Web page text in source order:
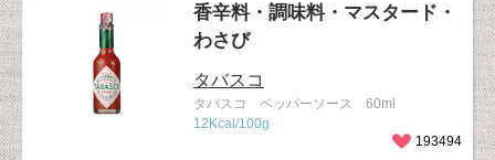
香辛料・調味料・マスタード・
わさび
タバスコ
タバスコ ペッパーソース 60ml
12Kcal/100g
193494